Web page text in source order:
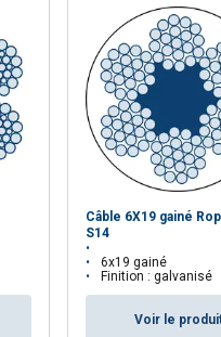
Câble 6X19 gainé
S14
6x19 gainé
Finition : galvanisé
Voir le